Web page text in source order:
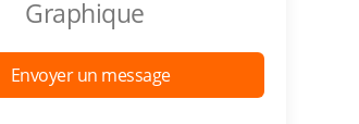
Graphique
Envoyer un message